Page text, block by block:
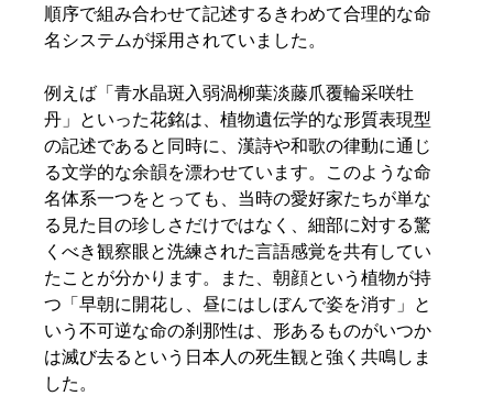
順序で組み合わせて記述するきわめて合理的な命
名システムが採用されていました。
例えば「青水晶斑入弱渦柳葉淡藤爪覆輪采咲牡
丹」といった花銘は、植物遺伝学的な形質表現型
の記述であると同時に、漢詩や和歌の律動に通じ
る文学的な余韻を漂わせています。このような命
名体系一つをとっても、当時の愛好家たちが単な
る見た目の珍しさだけではなく、細部に対する驚
くべき観察眼と洗練された言語感覚を共有してい
たことが分かります。また、朝顔という植物が持
つ「早朝に開花し、昼にはしぼんで姿を消す」と
いう不可逆な命の刹那性は、形あるものがいつか
は滅び去るという日本人の死生観と強く共鳴しま
した。